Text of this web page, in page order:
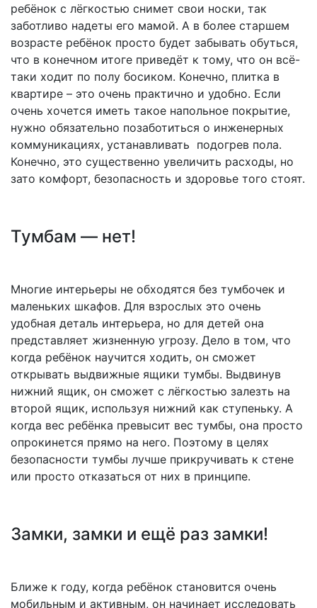
ребёнок с лёгкостью снимет свои носки, так
заботливо надеты его мамой. А в более старшем
возрасте ребёнок просто будет забывать обуться,
что в конечном итоге приведёт к тому, что он всё-
таки ходит по полу босиком. Конечно, плитка в
квартире – это очень практично и удобно. Если
очень хочется иметь такое напольное покрытие,
нужно обязательно позаботиться о инженерных
коммуникациях, устанавливать подогрев пола.
Конечно, это существенно увеличить расходы, но
зато комфорт, безопасность и здоровье того стоят.
Тумбам — нет!
Многие интерьеры не обходятся без тумбочек и
маленьких шкафов. Для взрослых это очень
удобная деталь интерьера, но для детей она
представляет жизненную угрозу. Дело в том, что
когда ребёнок научится ходить, он сможет
открывать выдвижные ящики тумбы. Выдвинув
нижний ящик, он сможет с лёгкостью залезть на
второй ящик, используя нижний как ступеньку. А
когда вес ребёнка превысит вес тумбы, она просто
опрокинется прямо на него. Поэтому в целях
безопасности тумбы лучше прикручивать к стене
или просто отказаться от них в принципе.
Замки, замки и ещё раз замки!
Ближе к году, когда ребёнок становится очень
мобильным и активным, он начинает исследовать